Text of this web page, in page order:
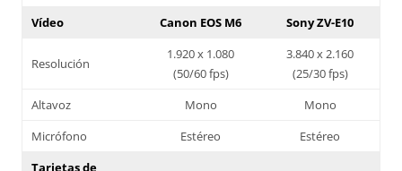
Vídeo
Canon EOS M6 Sony ZV-E10
Resolución
1.920 x 1.080
(50/60 fps)
3.840 x 2.160
(25/30 fps)
Altavoz
Mono
Mono
Micrófono
Estéreo
Estéreo
Tarjetas de